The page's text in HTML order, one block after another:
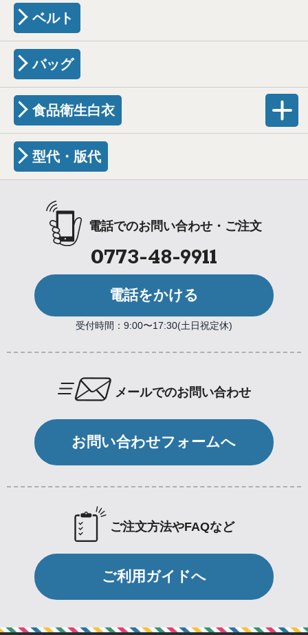
ベルト
バッグ
食品衛生白衣
型代・版代
電話でのお問い合わせ・ご注文
0773-48-9911
電話をかける
受付時間：9:00〜17:30(土日祝定休)
メールでのお問い合わせ
お問い合わせフォームへ
ご注文方法やFAQなど
ご利用ガイドへ